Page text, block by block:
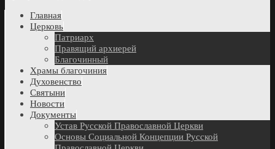
Главная
Церковь
Патриарх
Правящий архиерей
Благочинный
Храмы благочиния
Духовенство
Святыни
Новости
Документы
Устав Русской Православной Церкви
Основы Социальной Концепции Русской